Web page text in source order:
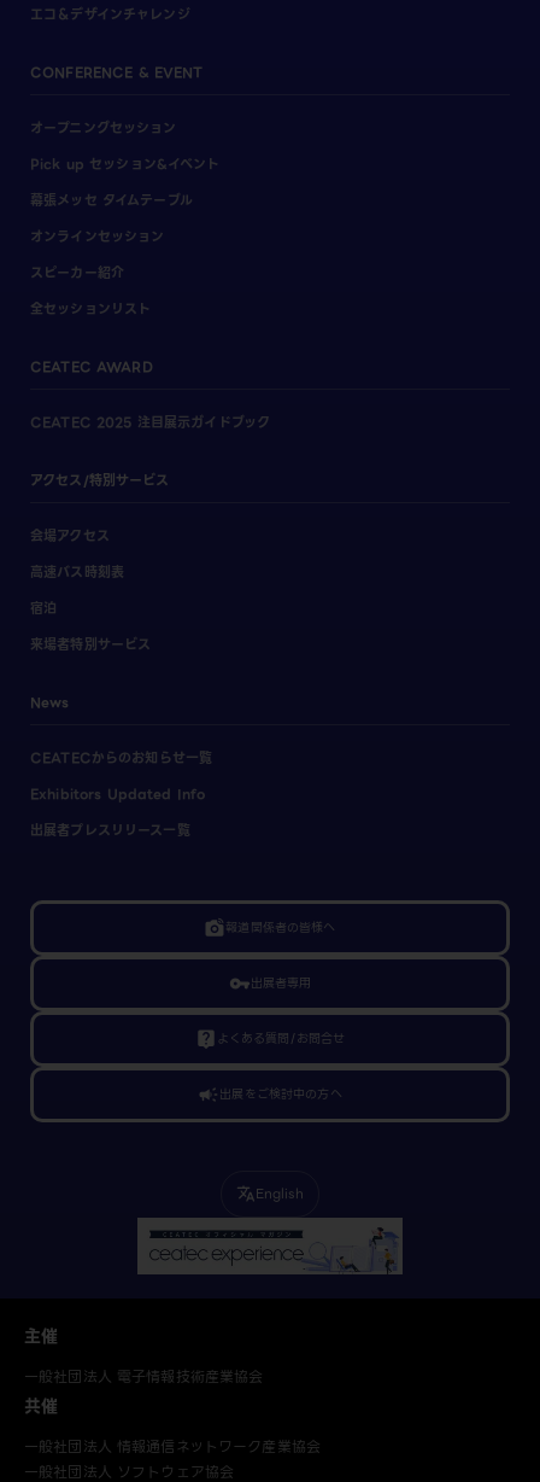
エコ＆デザインチャレンジ
CONFERENCE & EVENT
オープニングセッション
Pick up セッション&イベント
幕張メッセ タイムテーブル
オンラインセッション
スピーカー紹介
全セッションリスト
CEATEC AWARD
CEATEC 2025 注目展示ガイドブック
アクセス/特別サービス
会場アクセス
高速バス時刻表
宿泊
来場者特別サービス
News
CEATECからのお知らせ一覧
Exhibitors Updated Info
出展者プレスリリース一覧
linked_camera報道関係者の皆様へ
vpn_key出展者専用
live_help よくある質問/お問合せ
campaign出展をご検討中の方へ
translateEnglish
主催
一般社団法人 電子情報技術産業協会
共催
一般社団法人 情報通信ネットワーク産業協会
一般社団法人 ソフトウェア協会